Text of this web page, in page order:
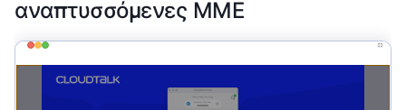
αναπτυσσόμενες ΜΜΕ